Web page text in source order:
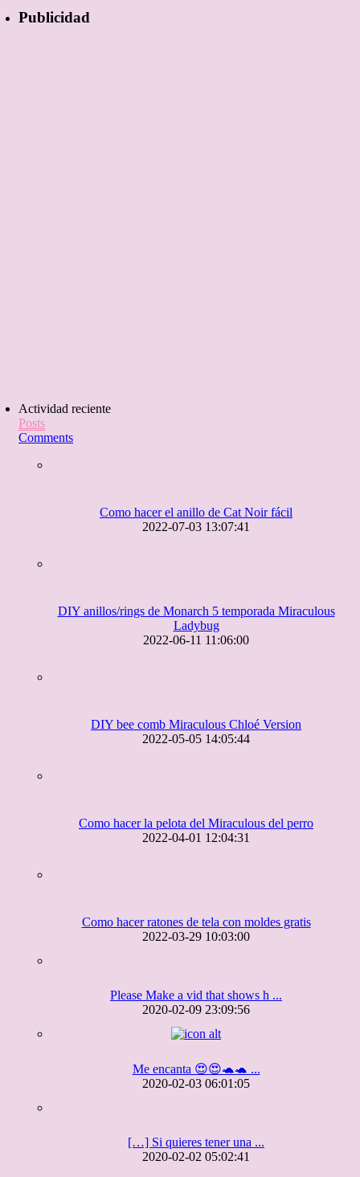
Publicidad
Actividad reciente
Posts
Comments
Como hacer el anillo de Cat Noir fácil
2022-07-03 13:07:41
DIY anillos/rings de Monarch 5 temporada Miraculous
Ladybug
2022-06-11 11:06:00
DIY bee comb Miraculous Chloé Version
2022-05-05 14:05:44
Como hacer la pelota del Miraculous del perro
2022-04-01 12:04:31
Como hacer ratones de tela con moldes gratis
2022-03-29 10:03:00
Please Make a vid that shows h ...
2020-02-09 23:09:56
Me encanta 😍😍🐢🐢 ...
2020-02-03 06:01:05
[…] Si quieres tener una ...
2020-02-02 05:02:41